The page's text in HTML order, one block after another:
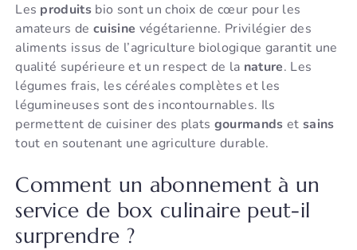
Les produits bio sont un choix de cœur pour les
amateurs decuisine végétarienne. Privilégier des
aliments issus de l’agriculture biologique garantit une
qualité supérieure et un respect de la nature. Les
légumes frais, les céréales complètes et les
légumineuses sont des incontournables. Ils
permettent de cuisiner des plats gourmands et sains
tout en soutenant une agriculture durable.
Comment un abonnement à un
service de box culinaire peut-il
surprendre ?